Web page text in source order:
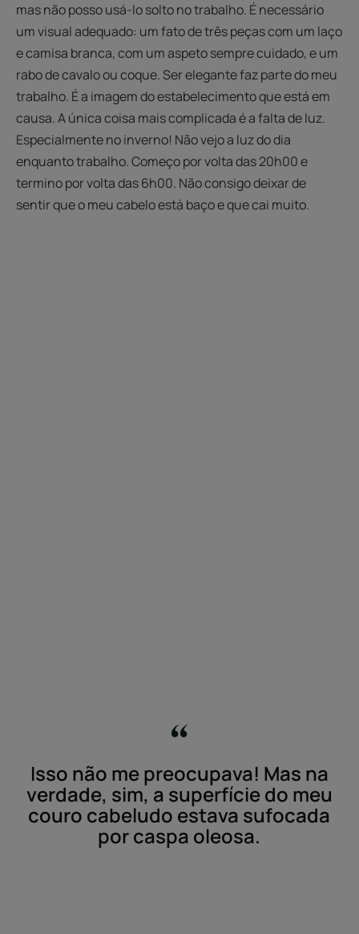
mas não posso usá-lo solto no trabalho. É necessário
um visual adequado: um fato de três peças com um laço
e camisa branca, com um aspeto sempre cuidado, e um
rabo de cavalo ou coque. Ser elegante faz parte do meu
trabalho. É a imagem do estabelecimento que está em
causa. A única coisa mais complicada é a falta de luz.
Especialmente no inverno! Não vejo a luz do dia
enquanto trabalho. Começo por volta das 20h00 e
termino por volta das 6h00. Não consigo deixar de
sentir que o meu cabelo está baço e que cai muito.
Isso não me preocupava! Mas na
verdade, sim, a superfície do meu
couro cabeludo estava sufocada
por caspa oleosa.